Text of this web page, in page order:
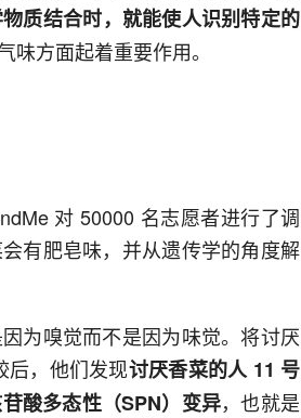
质结合时，就能使人识别特定的
方面起着重要作用。
对 50000 名志愿者进行了调
有肥皂味，并从遗传学的角度解
为嗅觉而不是因为味觉。将讨厌
后，他们发现讨厌香菜的人 11 号
酸多态性（SPN）变异，也就是